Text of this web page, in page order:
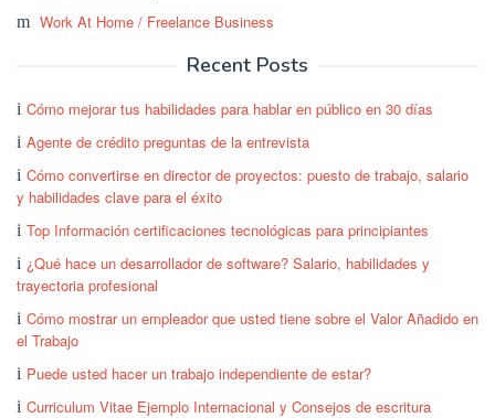
Work At Home / Freelance Business
Recent Posts
Cómo mejorar tus habilidades para hablar en público en 30 días
Agente de crédito preguntas de la entrevista
Cómo convertirse en director de proyectos: puesto de trabajo, salario
y habilidades clave para el éxito
Top Información certificaciones tecnológicas para principiantes
¿Qué hace un desarrollador de software? Salario, habilidades y
trayectoria profesional
Cómo mostrar un empleador que usted tiene sobre el Valor Añadido en
el Trabajo
Puede usted hacer un trabajo independiente de estar?
Curriculum Vitae Ejemplo Internacional y Consejos de escritura